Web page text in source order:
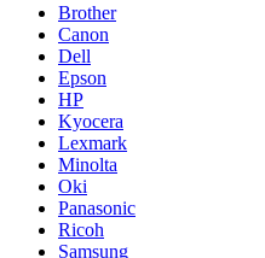
Brother
Canon
Dell
Epson
HP
Kyocera
Lexmark
Minolta
Oki
Panasonic
Ricoh
Samsung